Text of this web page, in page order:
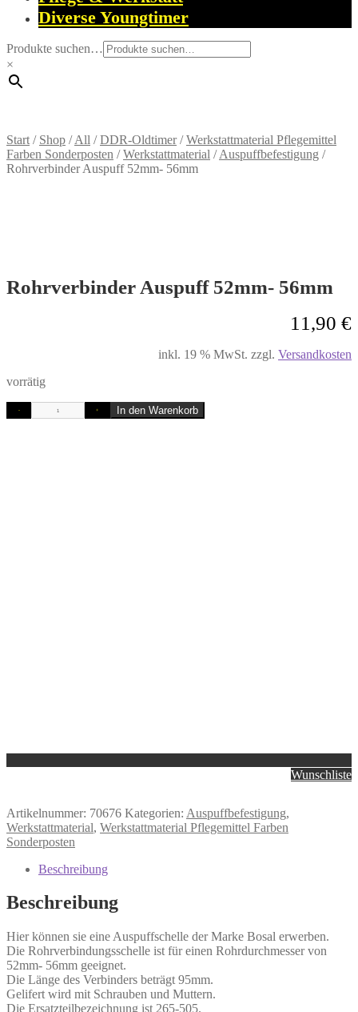
Diverse Youngtimer
Produkte suchen…
×
Start / Shop /All /DDR-Oldtimer/Werkstattmaterial Pflegemittel
Farben Sonderposten /Werkstattmaterial /Auspuffbefestigung /
Rohrverbinder Auspuff 52mm- 56mm
Rohrverbinder Auspuff 52mm- 56mm
11,90 €
inkl. 19 % MwSt. zzgl. Versandkosten
vorrätig
- + In den Warenkorb
Wunschliste
Artikelnummer: 70676 Kategorien: Auspuffbefestigung,
Werkstattmaterial, Werkstattmaterial Pflegemittel Farben
Sonderposten
Beschreibung
Beschreibung
Hier können sie eine Auspuffschelle der Marke Bosal erwerben.
Die Rohrverbindungsschelle ist für einen Rohrdurchmesser von
52mm- 56mm geeignet.
Die Länge des Verbinders beträgt 95mm.
Gelifert wird mit Schrauben und Muttern.
Die Ersatzteilbezeichnung ist 265-505.